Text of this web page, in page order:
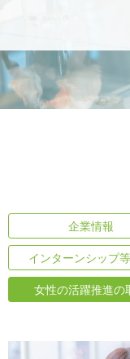
企業情報
インターンシップ
女性の活躍推進の